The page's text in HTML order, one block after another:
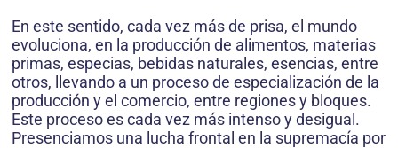
En este sentido, cada vez más de prisa, el mundo
evoluciona, en la producción de alimentos, materias
primas, especias, bebidas naturales, esencias, entre
otros, llevando a un proceso de especialización de la
producción y el comercio, entre regiones y bloques.
Este proceso es cada vez más intenso y desigual.
Presenciamos una lucha frontal en la supremacía por